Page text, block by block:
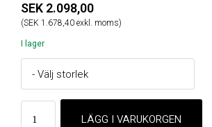
SEK 2.098,00
(SEK 1.678,40 exkl. moms)
I lager